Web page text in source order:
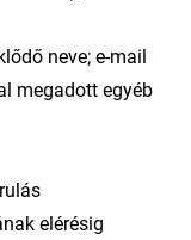
neve; e-mail
megadott egyéb
elérésig